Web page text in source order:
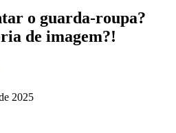
o guarda-roupa?
de imagem?!
2025